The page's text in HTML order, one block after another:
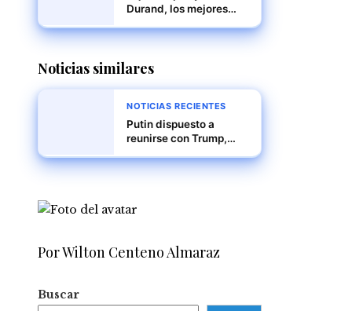
Durand, los mejores
Latina y el Caribe en
Noticias similares
NOTICIAS RECIENTES
Putin dispuesto a
reunirse con Trump,
concretos, según el
Por Wilton Centeno Almaraz
Buscar